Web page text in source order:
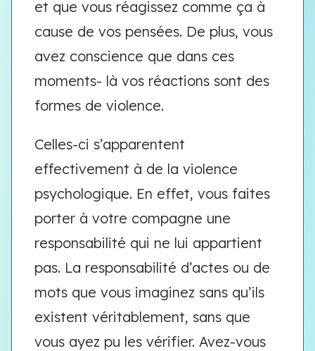
et que vous réagissez comme ça à
cause de vos pensées. De plus, vous
avez conscience que dans ces
moments- là vos réactions sont des
formes de violence.
Celles-ci s’apparentent
effectivement à de la violence
psychologique. En effet, vous faites
porter à votre compagne une
responsabilité qui ne lui appartient
pas. La responsabilité d’actes ou de
mots que vous imaginez sans qu’ils
existent véritablement, sans que
vous ayez pu les vérifier. Avez-vous